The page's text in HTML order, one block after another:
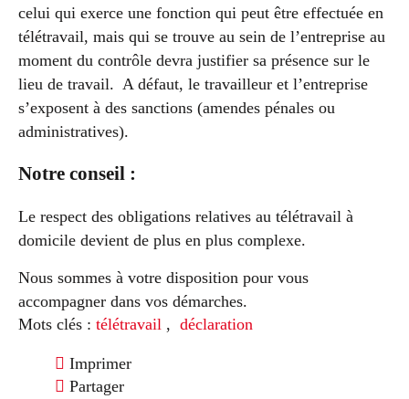
celui qui exerce une fonction qui peut être effectuée en
télétravail, mais qui se trouve au sein de l’entreprise au
moment du contrôle devra justifier sa présence sur le
lieu de travail. A défaut, le travailleur et l’entreprise
s’exposent à des sanctions (amendes pénales ou
administratives).
Notre conseil :
Le respect des obligations relatives au télétravail à
domicile devient de plus en plus complexe.
Nous sommes à votre disposition pour vous
accompagner dans vos démarches.
Mots clés : télétravail , déclaration
Imprimer
Partager